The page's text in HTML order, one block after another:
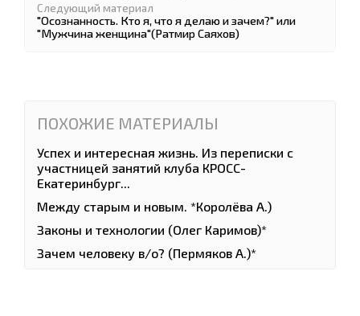
Следующий материал
"Осознанность. Кто я, что я делаю и зачем?" или
"Мужчина женщина"(Ратмир Саяхов)
ПОХОЖИЕ МАТЕРИАЛЫ
Успех и интересная жизнь. Из переписки с
участницей занятий клуба КРОСС-
Екатеринбург...
Между старым и новым. *Королёва А.)
Законы и технологии (Олег Каримов)*
Зачем человеку в/о? (Пермяков А.)*